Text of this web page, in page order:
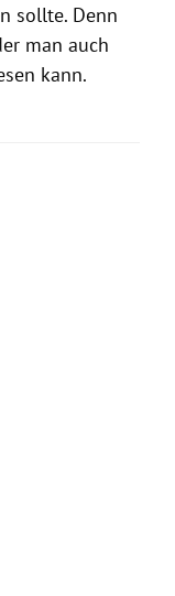
sollte. Denn
man auch
kann.